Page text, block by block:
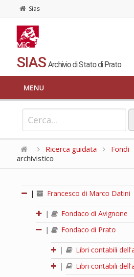
Sias
SIAS Archivio di Stato di Prato
MENU
Ricerca guidata Fondi
archivistico
| Francesco di Marco Datini
|
Fondaco di Avignone
|
Fondaco di Prato
|
Libri contabili
|
Libri contabili